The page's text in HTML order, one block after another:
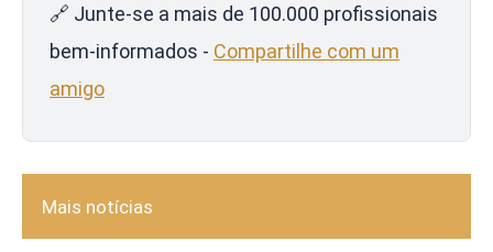
🔗 Junte-se a mais de 100.000 profissionais
bem-informados - Compartilhe com um
amigo
Mais notícias